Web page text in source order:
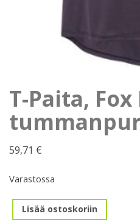
T-Paita,
59,71 €
Varastossa
Lisää ostoskoriin